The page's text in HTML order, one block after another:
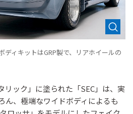
ディキットはGRP製で、リアホイールの
リック」に塗られた「SEC」は、実
ん、極端なワイドボディによるも